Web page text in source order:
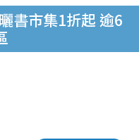
書市集1折起 逾6